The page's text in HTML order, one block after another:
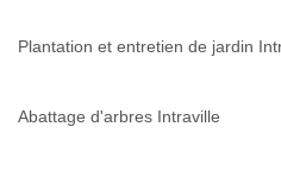
Plantation et entretien de jardin
Abattage d'arbres Intraville